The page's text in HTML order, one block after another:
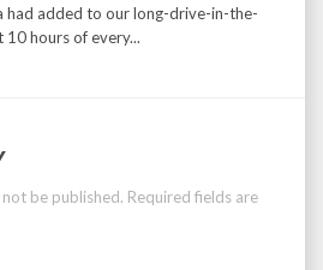
had added to our long-drive-in-the-
hours of every...
be published. Required fields are